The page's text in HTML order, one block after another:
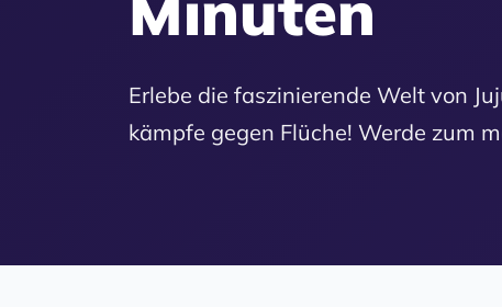
Erlebe die faszinierende Welt von
kämpfe gegen Flüche! Werde zum